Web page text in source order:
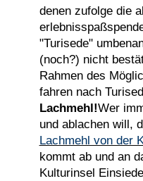
denen zufolge die
"Turisede"
(noch?) nicht
Rahmen des
fahren nach
Lachmehl!Wer
und ablachen will,
Lachmehl von der
kommt ab und an
Kulturinsel